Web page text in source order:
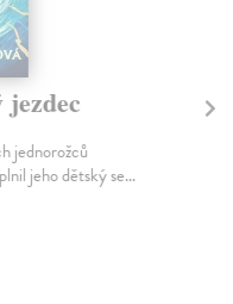
jednorožců
jeho dětský se...